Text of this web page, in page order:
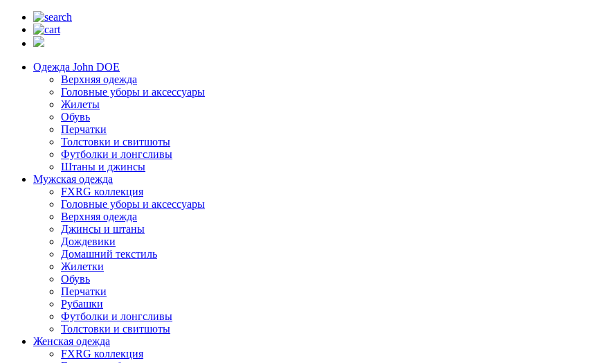
Одежда John DOE
Верхняя одежда
Головные уборы и аксессуары
Жилеты
Обувь
Перчатки
Толстовки и свитшоты
Футболки и лонгсливы
Штаны и джинсы
Мужская одежда
FXRG коллекция
Головные уборы и аксессуары
Верхняя одежда
Джинсы и штаны
Дождевики
Домашний текстиль
Жилетки
Обувь
Перчатки
Рубашки
Футболки и лонгсливы
Толстовки и свитшоты
Женская одежда
FXRG коллекция